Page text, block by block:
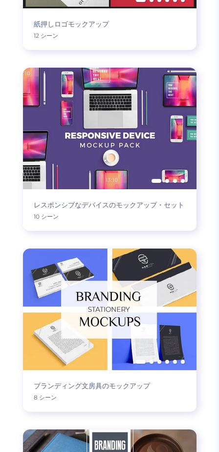
紙押しロゴモックアップ
12 シーン
レスポンシブなデバイスのモックアップ・セット
10 シーン
ブランディング文房具のモックアップ
8 シーン